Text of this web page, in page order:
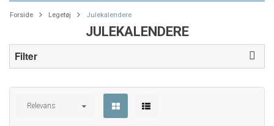
Forside Legetøj Julekalendere
JULEKALENDERE
Filter
Relevans